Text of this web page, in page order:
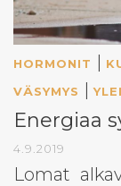
HORMONIT |
VÄSYMYS |
Energiaa
4.9.2019
Lomat